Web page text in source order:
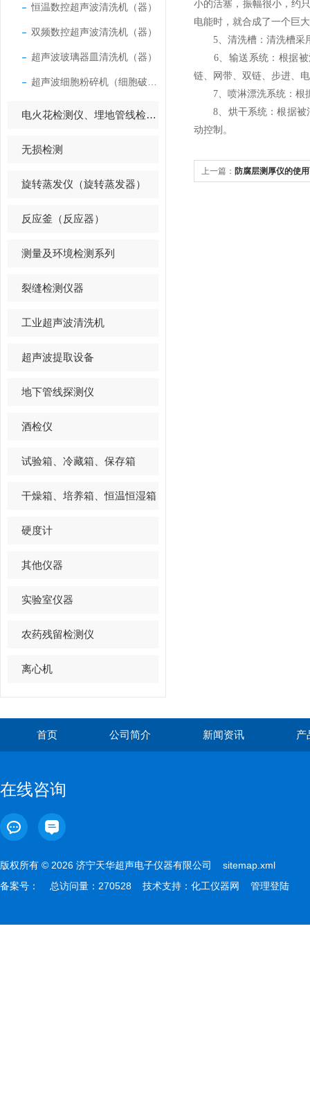
恒温数控超声波清洗机（器）
双频数控超声波清洗机（器）
超声波玻璃器皿清洗机（器）
电火花检测仪、埋地管线检测仪
无损检测
旋转蒸发仪（旋转蒸发器）
反应釜（反应器）
测量及环境检测系列
裂缝检测仪器
工业超声波清洗机
超声波提取设备
地下管线探测仪
酒检仪
试验箱、冷藏箱、保存箱
干燥箱、培养箱、恒温恒湿箱
硬度计
其他仪器
实验室仪器
农药残留检测仪
离心机
小的活塞，振幅很小，约
电能时，就合成了一个巨
5、清洗槽：清洗槽采用
6、输送系统：根据被
链、网带、双链、步进、
7、喷淋漂洗系统：根据
8、烘干系统：根据被清
动控制。
上一篇： 防腐层测厚仪的使
首页 公司简介 新闻资讯 产
在线咨询
版权所有 © 2026 济宁天华超声电子仪器有限公司 sitemap.xml
备案号：
总访问量：270528 技术支持： 化工仪器网 管理登陆